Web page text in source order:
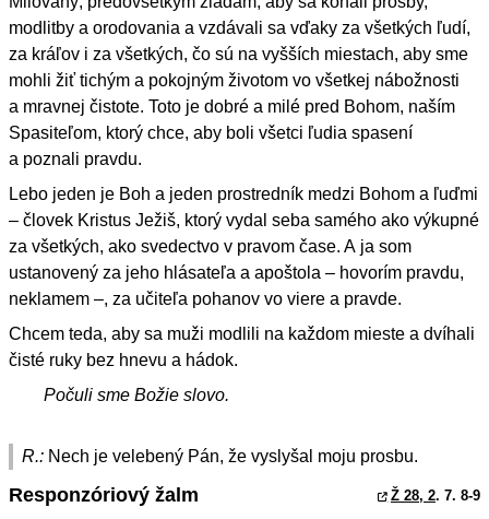
modlitby a orodovania a vzdávali sa vďaky za všetkých ľudí,
za kráľov i za všetkých, čo sú na vyšších miestach, aby sme
mohli žiť tichým a pokojným životom vo všetkej nábožnosti
a mravnej čistote. Toto je dobré a milé pred Bohom, naším
Spasiteľom, ktorý chce, aby boli všetci ľudia spasení
a poznali pravdu.
Lebo jeden je Boh a jeden prostredník medzi Bohom a ľuďmi
– človek Kristus Ježiš, ktorý vydal seba samého ako výkupné
za všetkých, ako svedectvo v pravom čase. A ja som
ustanovený za jeho hlásateľa a apoštola – hovorím pravdu,
neklamem –, za učiteľa pohanov vo viere a pravde.
Chcem teda, aby sa muži modlili na každom mieste a dvíhali
čisté ruky bez hnevu a hádok.
Počuli sme Božie slovo.
R.: Nech je velebený Pán, že vyslyšal moju prosbu.
Responzóriový žalm Ž 28, 2. 7. 8-9